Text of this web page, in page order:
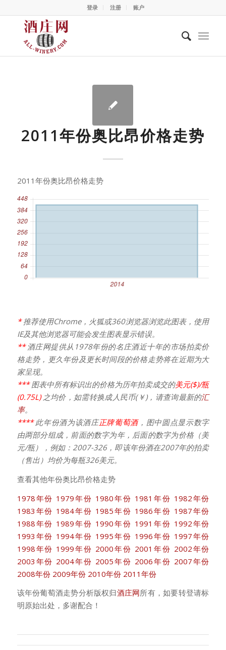
登录 注册 账户
2011年份奥比昂价格走势
2011年份奥比昂价格走势
*推荐使用Chrome，火狐或360浏览器浏览此图表，使用
IE及其他浏览器可能会发生图表显示错误。
** 酒庄网提供从1978年份的名庄酒近十年的市场拍卖价
格走势，更久年份及更长时间段的价格走势将在近期为大
家呈现。
***图表中所有标识出的价格为历年拍卖成交的美元($)/瓶
(0.75L)之均价，如需转换成人民币(￥)，请查询最新的汇
率。
****此年份酒为该酒庄正牌葡萄酒，图中圆点显示数字
由两部分组成，前面的数字为年，后面的数字为价格（美
元/瓶），例如：2007-326，即该年份酒在2007年的拍卖
（售出）均价为每瓶326美元。
查看其他年份奥比昂价格走势
1978年份 1979年份 1980年份 1981年份 1982年份
1983年份 1984年份 1985年份 1986年份 1987年份
1988年份 1989年份 1990年份 1991年份 1992年份
1993年份 1994年份 1995年份 1996年份 1997年份
1998年份 1999年份 2000年份 2001年份 2002年份
2003年份 2004年份 2005年份 2006年份 2007年份
2008年份 2009年份 2010年份 2011年份
该年份葡萄酒走势分析版权归酒庄网所有，如要转登请标
明原始出处，多谢配合！